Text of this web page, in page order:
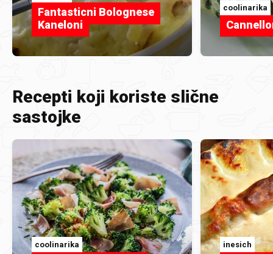
Fantasticni Bolognese
Kaneloni
coolinarika
Recepti koji koriste slične
sastojke
coolinarika inesich